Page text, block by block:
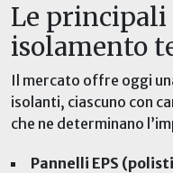
Le
isolamento
Il mercato offre oggi
isolanti, ciascuno con
che ne determinano
Pannelli EPS